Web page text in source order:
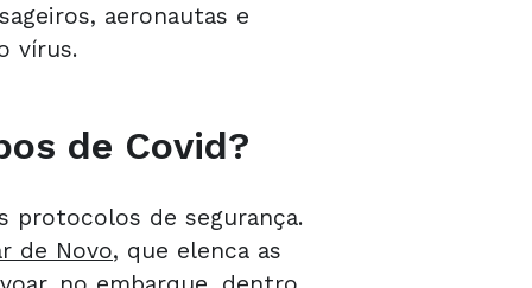
aeronautas e
vírus.
de Covid?
protocolos de segurança.
de Novo, que elenca as